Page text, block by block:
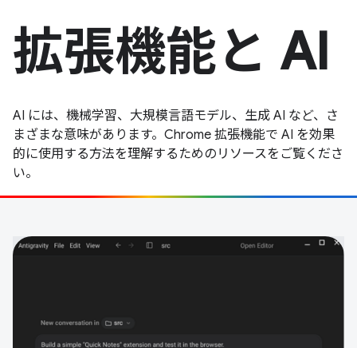
拡張機能と AI
AI には、機械学習、大規模言語モデル、生成 AI など、さ
まざまな意味があります。Chrome 拡張機能で AI を効果
的に使用する方法を理解するためのリソースをご覧くださ
い。